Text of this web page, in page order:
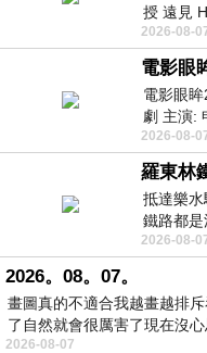
授 遠見
老闆、遠
2026-08-
電影眼
電影眼
劇 主演:
眸2026
2026-08-
羅東林
抵達樂水
鐵路都是
但因與臺
2026-08-
2026。08。07。
畫圖真的不適合我越畫越排
了自然就會很厲害了現在沒
2026-08-07